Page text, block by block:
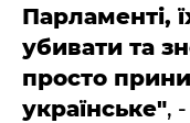
Парламенті,
убивати та
просто
українське",